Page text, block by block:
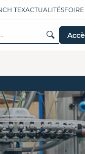
TEXACTUALITÉS